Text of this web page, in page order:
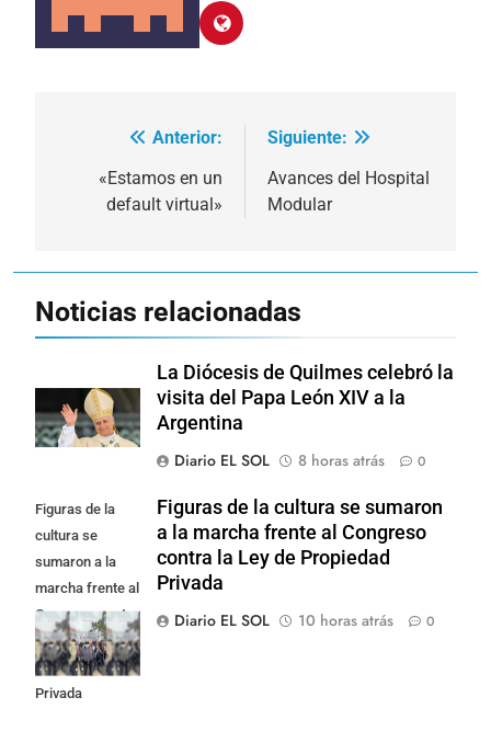
Navegación
Anterior:
«Estamos en un
default virtual»
Siguiente:
Avances del Hospital
Modular
Noticias relacionadas
La Diócesis de Quilmes celebró la
visita del Papa León XIV a la
Argentina
Diario EL SOL
8 horas atrás 0
Figuras de la
cultura se
sumaron a la
marcha frente al
Congreso contra
la Ley de
Propiedad
Privada
Figuras de la cultura se sumaron
a la marcha frente al Congreso
contra la Ley de Propiedad
Privada
Diario EL SOL
10 horas atrás 0